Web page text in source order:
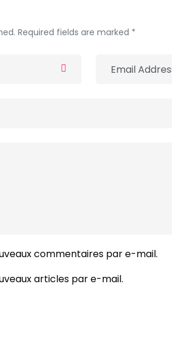
Required fields are marked *
commentaires par e-mail.
articles par e-mail.